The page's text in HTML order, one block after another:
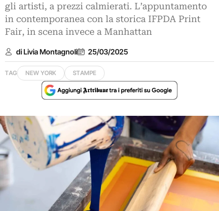
gli artisti, a prezzi calmierati. L’appuntamento
in contemporanea con la storica IFPDA Print
Fair, in scena invece a Manhattan
di Livia Montagnoli 25/03/2025
TAG NEW YORK STAMPE